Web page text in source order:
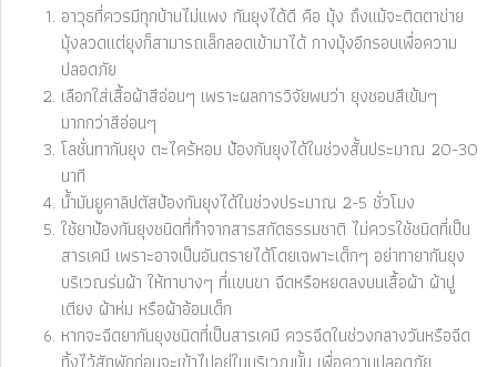
อาวุธที่ควรมีทุกบ้านไม่แพง กันยุงได้ดี คือ มุ้ง ถึงแม้จะติดตาข่าย
มุ้งลวดแต่ยุงก็สามารถเล็กลอดเข้ามาได้ กางมุ้งอีกรอบเพื่อความ
ปลอดภัย
เลือกใส่เสื้อผ้าสีอ่อนๆ เพราะผลการวิจัยพบว่า ยุงชอบสีเข้มๆ
มากกว่าสีอ่อนๆ
โลชั่นทากันยุง ตะไคร้หอม ป้องกันยุงได้ในช่วงสั้นประมาณ 20-30
นาที
น้ำมันยูคาลิปตัสป้องกันยุงได้ในช่วงประมาณ 2-5 ชั่วโมง
ใช้ยาป้องกันยุงชนิดที่ทำจากสารสกัดธรรมชาติ ไม่ควรใช้ชนิดที่เป็น
สารเคมี เพราะอาจเป็นอันตรายได้โดยเฉพาะเด็กๆ อย่าทายากันยุง
บริเวณร่มผ้า ให้ทาบางๆ ที่แขนขา ฉีดหรือหยดลงบนเสื้อผ้า ผ้าปู
เตียง ผ้าห่ม หรือผ้าอ้อมเด็ก
หากจะฉีดยากันยุงชนิดที่เป็นสารเคมี ควรฉีดในช่วงกลางวันหรือฉีด
ทิ้งไว้สักพักก่อนจะเข้าไปอยู่ในบริเวณนั้น เพื่อความปลอดภัย